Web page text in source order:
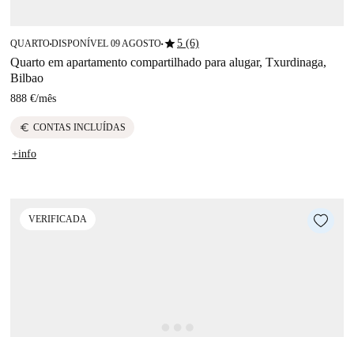
QUARTO■DISPONÍVEL 09 AGOSTO■star5 (6)
Quarto em apartamento compartilhado para alugar, Txurdinaga,
Bilbao
888 €/mês
euro CONTAS INCLUÍDAS
+info
VERIFICADA